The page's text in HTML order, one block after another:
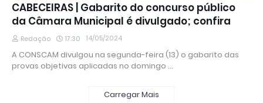
CABECEIRAS | Gabarito do concurso público
da Câmara Municipal é divulgado; confira
Redação 17:30 14/05/2024
A CONSCAM divulgou na segunda-feira (13) o gabarito das
provas objetivas aplicadas no domingo …
Carregar Mais